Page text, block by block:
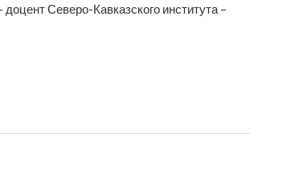
доцент Северо-Кавказского института –